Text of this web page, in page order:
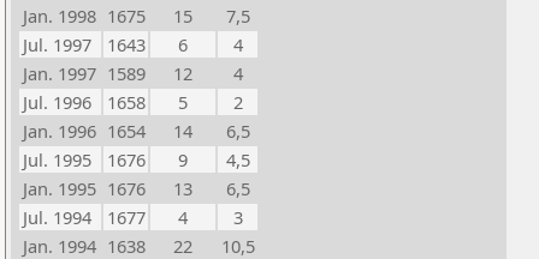
Jan. 1998 1675 15
7,5
Jul. 1997
1643 6
4
Jan. 1997 1589 12
4
Jul. 1996
1658 5
2
Jan. 1996 1654 14
6,5
Jul. 1995
1676 9
4,5
Jan. 1995 1676 13
6,5
Jul. 1994
1677 4
3
Jan. 1994 1638 22
10,5